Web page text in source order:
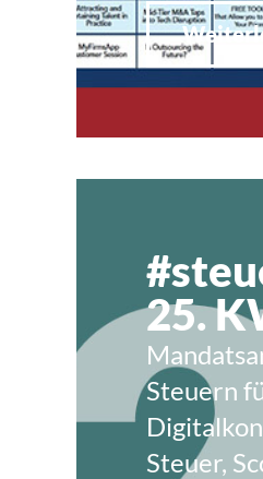
25.
Steuern
Steuer,